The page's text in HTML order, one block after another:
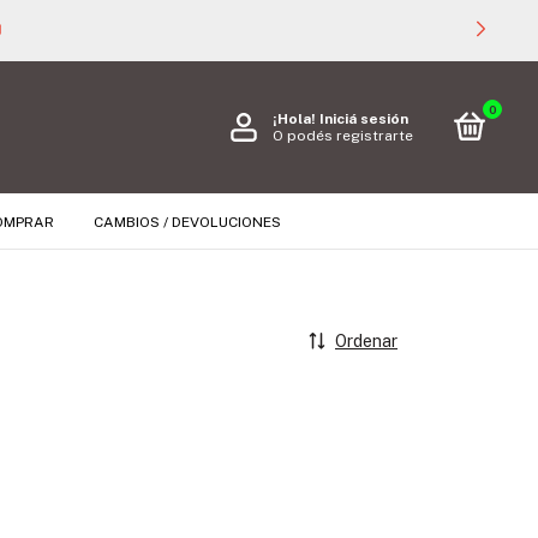
¡Hola! Iniciá sesión
O podés registrarte
0
CAMBIOS / DEVOLUCIONES
Ordenar